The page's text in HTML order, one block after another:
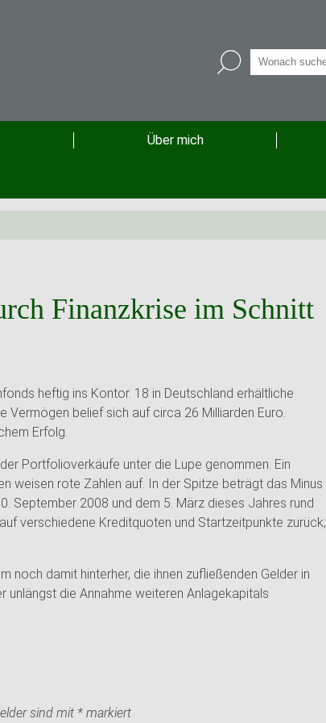
Über mich
Finanzkrise im Schnitt
heftig ins Kontor. 18 in Deutschland erhältliche
belief sich auf circa 26 Milliarden Euro.
Erfolg.
Portfolioverkäufe unter die Lupe genommen. Ein
weisen rote Zahlen auf. In der Spitze beträgt das Minus
September 2008 und dem 5. März dieses Jahres rund
verschiedene Kreditquoten und Startzeitpunkte zurück;
noch damit hinterher, die ihnen zufließenden Gelder in
unlängst die Annahme weiteren Anlagekapitals
sind mit * markiert